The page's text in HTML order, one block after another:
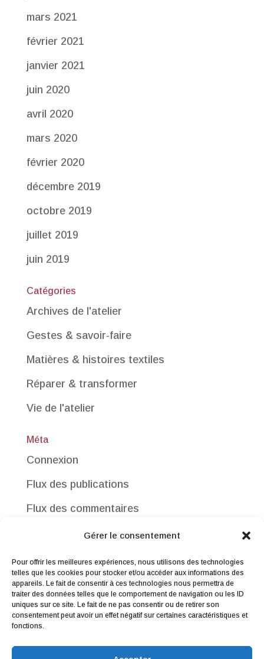
Gérer le consentement
Pour offrir les meilleures expériences, nous utilisons des technologies
telles que les cookies pour stocker et/ou accéder aux informations des
appareils. Le fait de consentir à ces technologies nous permettra de
traiter des données telles que le comportement de navigation ou les ID
uniques sur ce site. Le fait de ne pas consentir ou de retirer son
consentement peut avoir un effet négatif sur certaines caractéristiques et
fonctions.
mars 2021
février 2021
janvier 2021
juin 2020
avril 2020
mars 2020
février 2020
décembre 2019
octobre 2019
juillet 2019
juin 2019
Catégories
Archives de l'atelier
Gestes & savoir-faire
Matières & histoires textiles
Réparer & transformer
Vie de l'atelier
Méta
Connexion
Flux des publications
Flux des commentaires
Site de WordPress-FR
Me contacter|Droit de rétractation|
Mentions légales & Politique de